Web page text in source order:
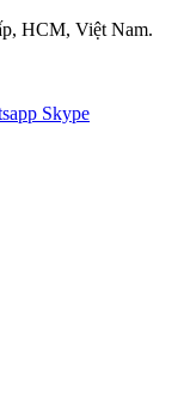
HCM, Việt Nam.
Skype